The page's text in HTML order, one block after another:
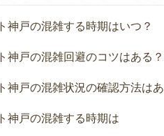
神戸の混雑する時期はいつ？
神戸の混雑回避のコツはある？
神戸の混雑状況の確認方法は
神戸の混雑する時期は